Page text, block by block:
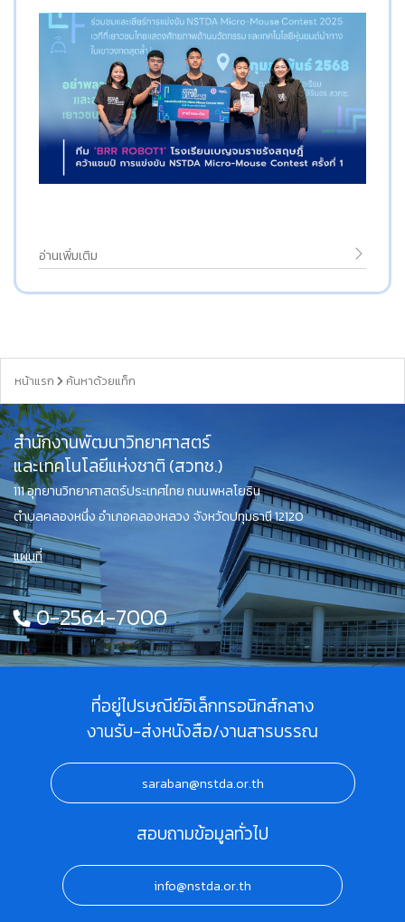
อ่านเพิ่มเติม
หน้าแรก ค้นหาด้วยแท็ก
สำนักงานพัฒนาวิทยาศาสตร์
และเทคโนโลยีแห่งชาติ (สวทช.)
111 อุทยานวิทยาศาสตร์ประเทศไทย ถนนพหลโยธิน
ตำบลคลองหนึ่ง อำเภอคลองหลวง จังหวัดปทุมธานี 12120
แผนที่
0-2564-7000
ที่อยู่ไปรษณีย์อิเล็กทรอนิกส์กลาง
งานรับ-ส่งหนังสือ/งานสารบรรณ
saraban@nstda.or.th
สอบถามข้อมูลทั่วไป
info@nstda.or.th